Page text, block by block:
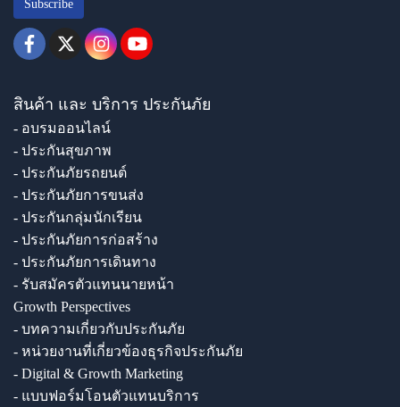
Subscribe
สินค้า และ บริการ ประกันภัย
- อบรมออนไลน์
- ประกันสุขภาพ
- ประกันภัยรถยนต์
- ประกันภัยการขนส่ง
- ประกันกลุ่มนักเรียน
- ประกันภัยการก่อสร้าง
- ประกันภัยการเดินทาง
- รับสมัครตัวแทนนายหน้า
Growth Perspectives
- บทความเกี่ยวกับประกันภัย
- หน่วยงานที่เกี่ยวข้องธุรกิจประกันภัย
- Digital & Growth Marketing
- แบบฟอร์มโอนตัวแทนบริการ